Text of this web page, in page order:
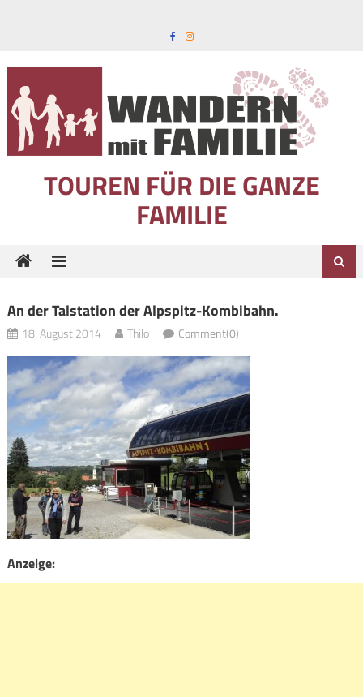
TOUREN FÜR DIE GANZE
FAMILIE
An der Talstation der Alpspitz-Kombibahn.
18. August 2014 Thilo Comment(0)
Anzeige: